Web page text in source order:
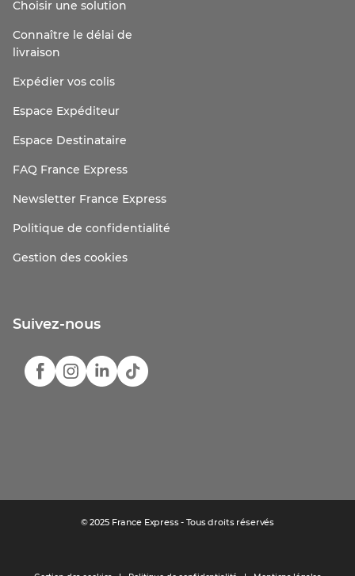
Choisir une solution
Connaître le délai de
livraison
Expédier vos colis
Espace Expéditeur
Espace Destinataire
FAQ France Express
Newsletter France Express
Politique de confidentialité
Gestion des cookies
Suivez-nous
© 2025 France Express - Tous droits réservés